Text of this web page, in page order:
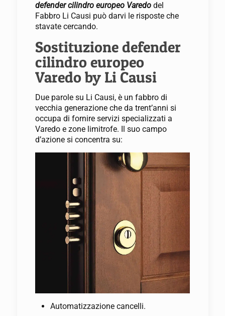
defender cilindro europeo Varedo del
Fabbro Li Causi può darvi le risposte che
stavate cercando.
Sostituzione defender
cilindro europeo
Varedo by Li Causi
Due parole su Li Causi, è un fabbro di
vecchia generazione che da trent’anni si
occupa di fornire servizi specializzati a
Varedo e zone limitrofe. Il suo campo
d’azione si concentra su:
Automatizzazione cancelli.